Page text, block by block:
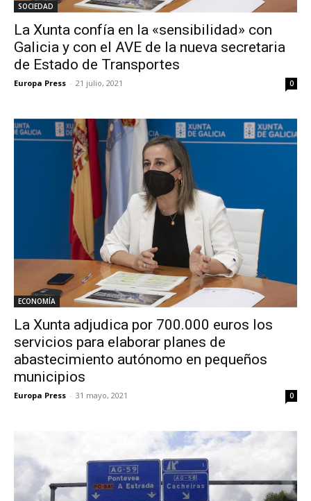
SOCIEDAD
La Xunta confía en la «sensibilidad» con
Galicia y con el AVE de la nueva secretaria
de Estado de Transportes
Europa Press - 21 julio, 2021 0
ECONOMÍA
La Xunta adjudica por 700.000 euros los
servicios para elaborar planes de
abastecimiento autónomo en pequeños
municipios
Europa Press - 31 mayo, 2021 0